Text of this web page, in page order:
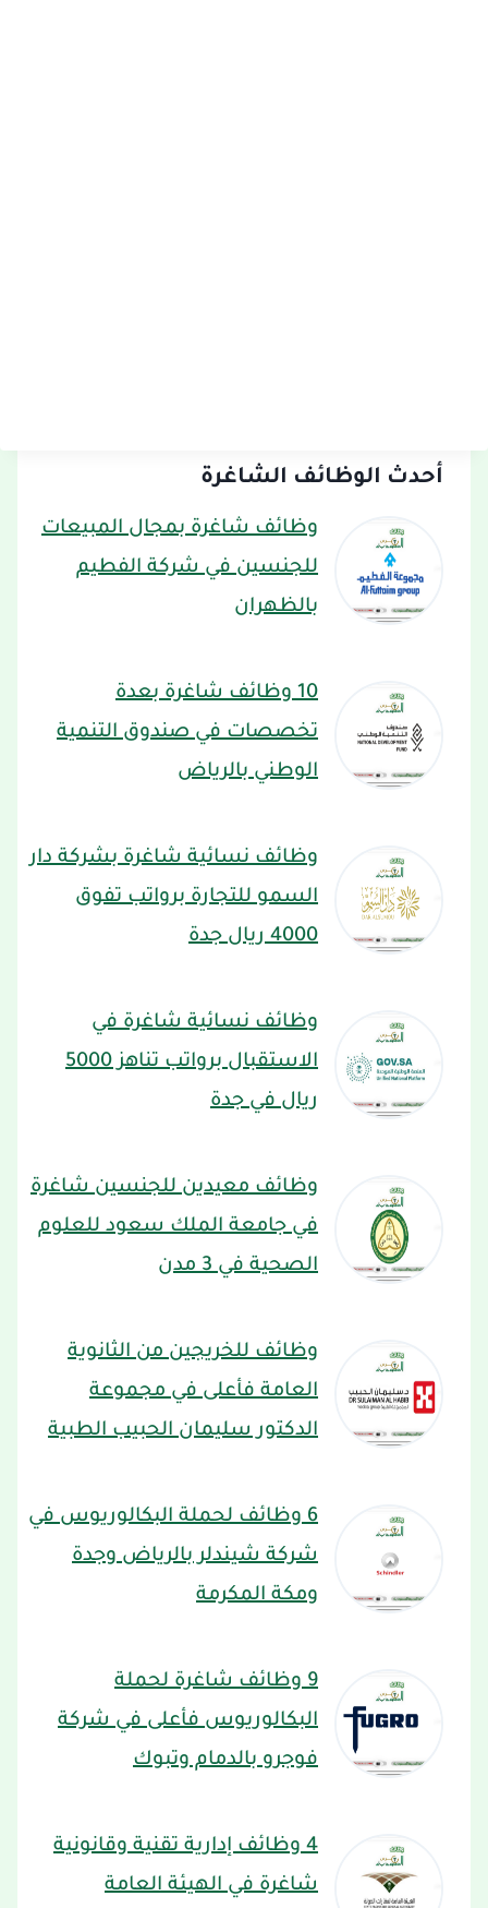
أحدث الوظائف الشاغرة
وظائف شاغرة بمجال المبيعات
للجنسين في شركة الفطيم
بالظهران
10 وظائف شاغرة بعدة
تخصصات في صندوق التنمية
الوطني بالرياض
وظائف نسائية شاغرة بشركة دار
السمو للتجارة برواتب تفوق
4000 ريال جدة
وظائف نسائية شاغرة في
الاستقبال برواتب تناهز 5000
ريال في جدة
وظائف معيدين للجنسين شاغرة
في جامعة الملك سعود للعلوم
الصحية في 3 مدن
وظائف للخريجين من الثانوية
العامة فأعلى في مجموعة
الدكتور سليمان الحبيب الطبية
6 وظائف لحملة البكالوريوس في
شركة شيندلر بالرياض وجدة
ومكة المكرمة
9 وظائف شاغرة لحملة
البكالوريوس فأعلى في شركة
فوجرو بالدمام وتبوك
4 وظائف إدارية تقنية وقانونية
شاغرة في الهيئة العامة